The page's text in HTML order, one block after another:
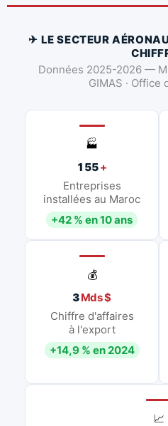
✈ LE SECTEUR
Données 2025-2026 —
GIMAS · Office
🏭
155+
Entreprises
installées au Maroc
+42 % en 10 ans
💰
3Mds $
Chiffre d'affaires
à l'export
+14,9 % en 2024
📈